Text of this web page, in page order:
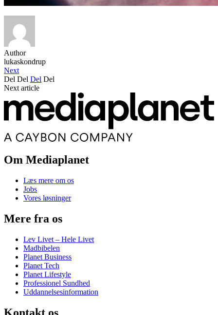
Author
lukaskondrup
Next
Del Del Del Del
Next article
Om Mediaplanet
Læs mere om os
Jobs
Vores løsninger
Mere fra os
Lev Livet – Hele Livet
Madbibelen
Planet Business
Planet Tech
Planet Lifestyle
Professionel Sundhed
Uddannelsesinformation
Kontakt os